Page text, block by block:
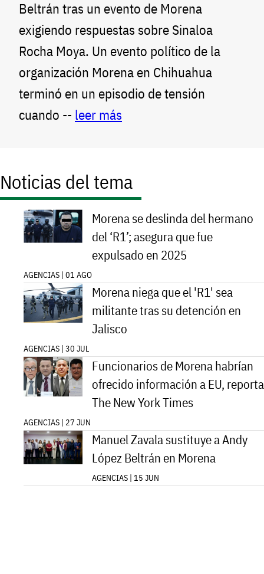
Beltrán tras un evento de Morena
exigiendo respuestas sobre Sinaloa
Rocha Moya. Un evento político de la
organización Morena en Chihuahua
terminó en un episodio de tensión
cuando -- leer más
Noticias del tema
Morena se deslinda del hermano
del ‘R1’; asegura que fue
expulsado en 2025
AGENCIAS | 01 AGO
Morena niega que el 'R1' sea
militante tras su detención en
Jalisco
AGENCIAS | 30 JUL
Funcionarios de Morena habrían
ofrecido información a EU, reporta
The New York Times
AGENCIAS | 27 JUN
Manuel Zavala sustituye a Andy
López Beltrán en Morena
AGENCIAS | 15 JUN